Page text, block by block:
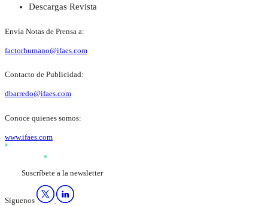
Descargas Revista
Envía Notas de Prensa a:
factorhumano@ifaes.com
Contacto de Publicidad:
dbarredo@ifaes.com
Conoce quienes somos:
www.ifaes.com
Suscríbete a la newsletter
Síguenos